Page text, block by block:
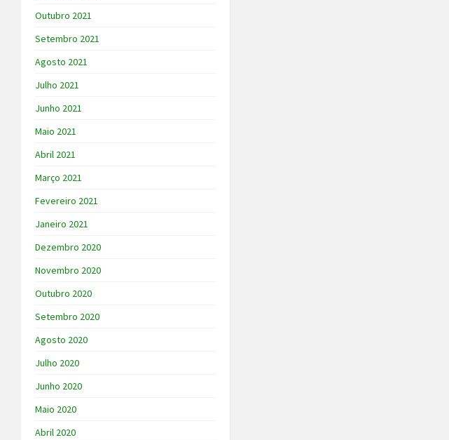
Outubro 2021
Setembro 2021
Agosto 2021
Julho 2021
Junho 2021
Maio 2021
Abril 2021
Março 2021
Fevereiro 2021
Janeiro 2021
Dezembro 2020
Novembro 2020
Outubro 2020
Setembro 2020
Agosto 2020
Julho 2020
Junho 2020
Maio 2020
Abril 2020